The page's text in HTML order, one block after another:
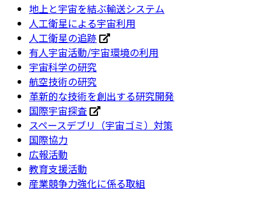
地上と宇宙を結ぶ輸送システム
人工衛星による宇宙利用
人工衛星の追跡
有人宇宙活動/宇宙環境の利用
宇宙科学の研究
航空技術の研究
革新的な技術を創出する研究開発
国際宇宙探査
スペースデブリ（宇宙ゴミ）対策
国際協力
広報活動
教育支援活動
産業競争力強化に係る取組